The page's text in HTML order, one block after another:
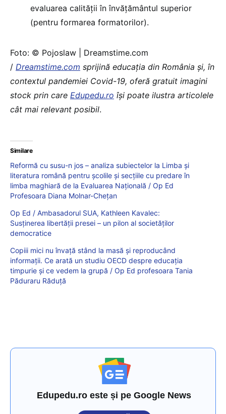
evaluarea calității în învățământul superior
(pentru formarea formatorilor).
Foto: © Pojoslaw | Dreamstime.com
/ Dreamstime.com sprijină educaţia din România şi, în
contextul pandemiei Covid-19, oferă gratuit imagini
stock prin care Edupedu.ro îşi poate ilustra articolele
cât mai relevant posibil.
Similare
Reformă cu susu-n jos – analiza subiectelor la Limba și
literatura română pentru școlile și secțiile cu predare în
limba maghiară de la Evaluarea Națională / Op Ed
Profesoara Diana Molnar-Chețan
Op Ed / Ambasadorul SUA, Kathleen Kavalec:
Susținerea libertății presei – un pilon al societăților
democratice
Copiii mici nu învață stând la masă și reproducând
informații. Ce arată un studiu OECD despre educația
timpurie și ce vedem la grupă / Op Ed profesoara Tania
Păduraru Răduță
Edupedu.ro este și pe Google News